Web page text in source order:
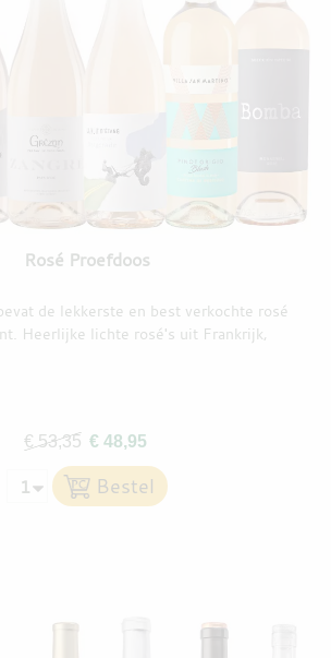
Rosé Proefdoos
de lekkerste en best verkochte rosé
Heerlijke lichte rosé's uit Frankrijk,
€ 53,35 € 48,95